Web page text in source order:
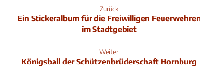
Zurück
Ein Stickeralbum für die Freiwilligen Feuerwehren
im Stadtgebiet
Weiter
Königsball der Schützenbrüderschaft Hornburg